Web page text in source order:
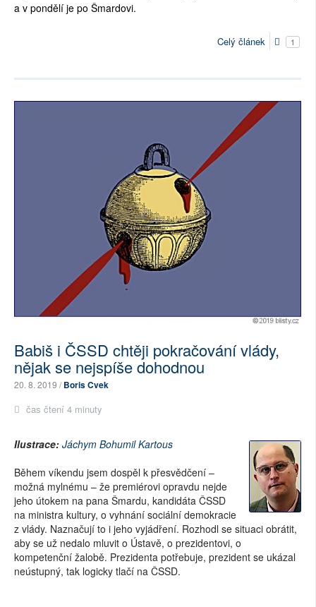
a v pondělí je po Šmardovi.
Celý článek 1
Babiš i ČSSD chtěji pokračování vlády,
nějak se nejspíše dohodnou
20. 8. 2019 /Boris Cvek
čas čtení 4 minuty
Ilustrace: Jáchym Bohumil Kartous
Během víkendu jsem dospěl k přesvědčení –
možná mylnému – že premiérovi opravdu nejde
jeho útokem na pana Šmardu, kandidáta ČSSD
na ministra kultury, o vyhnání sociální demokracie
z vlády. Naznačují to i jeho vyjádření. Rozhodl se situaci obrátit,
aby se už nedalo mluvit o Ústavě, o prezidentovi, o
kompetenční žalobě. Prezidenta potřebuje, prezident se ukázal
neústupný, tak logicky tlačí na ČSSD.